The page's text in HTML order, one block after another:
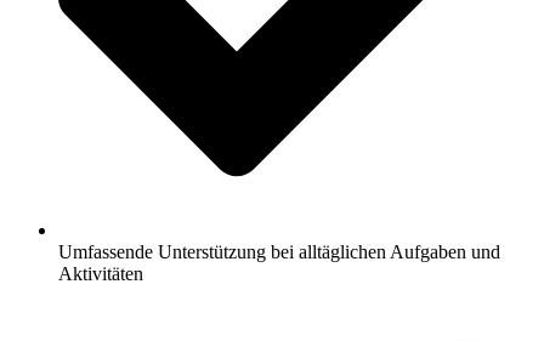
Umfassende Unterstützung bei alltäglichen Aufgaben und
Aktivitäten